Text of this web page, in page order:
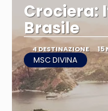
Crociera:
Brasile
4 DESTINAZIONE 15
MSC DIVINA